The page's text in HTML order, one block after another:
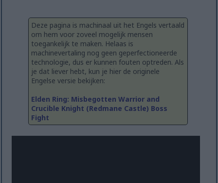
Deze pagina is machinaal uit het Engels vertaald
om hem voor zoveel mogelijk mensen
toegankelijk te maken. Helaas is
machinevertaling nog geen geperfectioneerde
technologie, dus er kunnen fouten optreden. Als
je dat liever hebt, kun je hier de originele
Engelse versie bekijken:
Elden Ring: Misbegotten Warrior and
Crucible Knight (Redmane Castle) Boss
Fight